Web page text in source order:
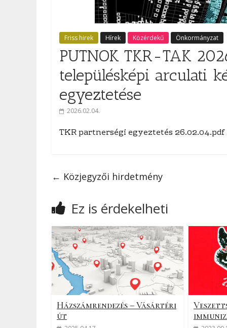
Friss hirek Hírek Közérdekű Önkormányzat
PUTNOK TKR-TAK
településképi arculati
egyeztetése
2026.02.04.
TKR partnerségi egyeztetés 26.02.04.pdf
← Közjegyzői hirdetmény
Ez is érdekelheti
Házszámrendezés – Vásártéri
út